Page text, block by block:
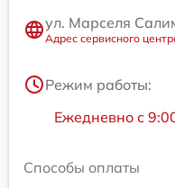
ул. Марселя
Адрес сервисного
Режим работы:
Ежедневно с
Способы оплаты